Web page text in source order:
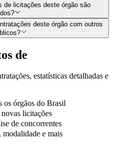
de licitações deste órgão são
deste órgão com outros
de
estatísticas detalhadas e
os órgãos do Brasil
licitações
de concorrentes
e mais